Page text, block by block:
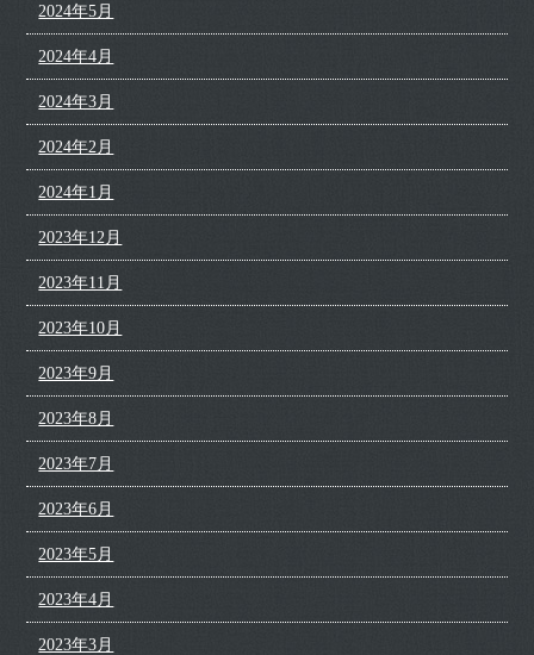
2024年5月
2024年4月
2024年3月
2024年2月
2024年1月
2023年12月
2023年11月
2023年10月
2023年9月
2023年8月
2023年7月
2023年6月
2023年5月
2023年4月
2023年3月